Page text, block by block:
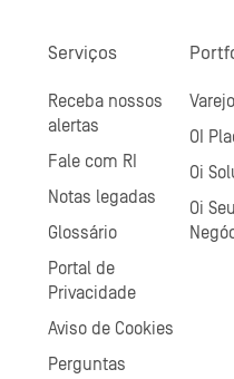
Serviços
Receba nossos
alertas
Fale com RI
Notas legadas
Glossário
Portal de
Privacidade
Aviso de Cookies
Perguntas
Varejo
OI
Oi
Oi Seu